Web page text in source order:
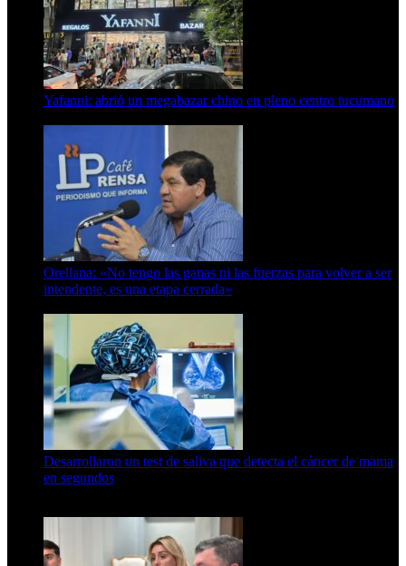
Yafanni: abrió un megabazar chino en pleno centro tucumano
Orellana: «No tengo las ganas ni las fuerzas para volver a ser
intendente, es una etapa cerrada»
Desarrollaron un test de saliva que detecta el cáncer de mama
en segundos